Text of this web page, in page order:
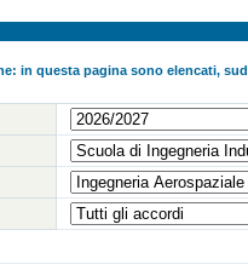
in questa pagina sono elencati,